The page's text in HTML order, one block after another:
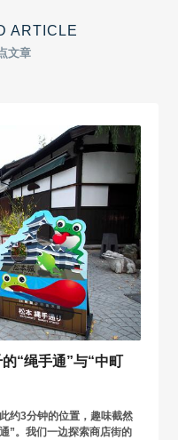
ARTICLE
文章
“绳手通”与“中町
约3分钟的位置，趣味截然
”。我们一边探索商店街的